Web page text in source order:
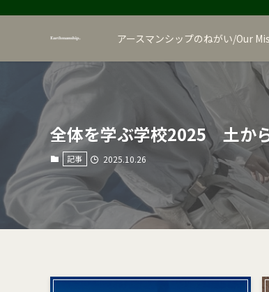
アースマンシップのねがい/Our
全体を学ぶ学校2025 土か
記事 2025.10.26